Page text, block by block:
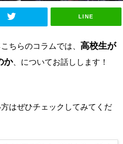
LINE
ちらのコラムでは、 高校生が
か、についてお話しします！
はぜひチェックしてみてくだ